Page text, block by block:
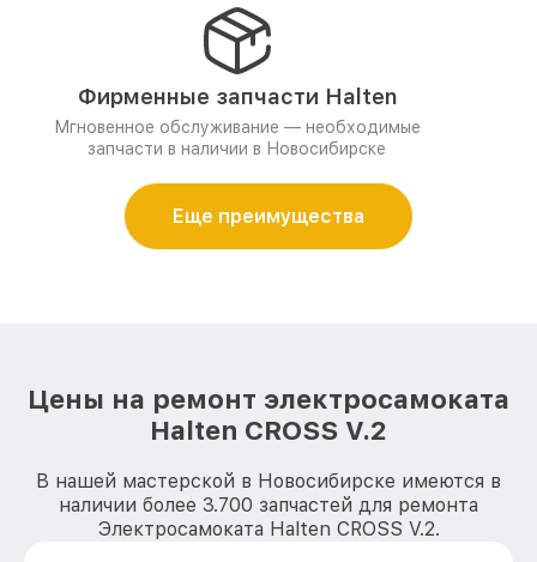
Фирменные запчасти Halten
Мгновенное обслуживание — необходимые
запчасти в наличии в Новосибирске
Еще преимущества
Цены на ремонт электросамоката
Halten CROSS V.2
В нашей мастерской в Новосибирске имеются в
наличии более 3.700 запчастей для ремонта
Электросамоката Halten CROSS V.2.